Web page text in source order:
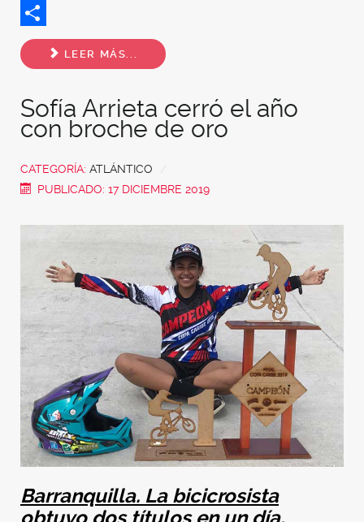
Twitter
Share
LEER MÁS...
Sofía Arrieta cerró el año
con broche de oro
CATEGORÍA: ATLÁNTICO
PUBLICADO: 17 DICIEMBRE 2019
Barranquilla. La bicicrosista